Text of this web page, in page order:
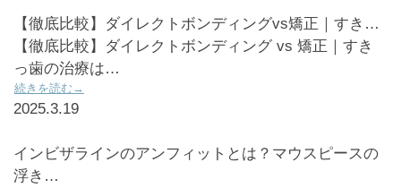
【徹底比較】ダイレクトボンディングvs矯正｜すき…
【徹底比較】ダイレクトボンディング vs 矯正｜すき
っ歯の治療は…
続きを読む→
2025.3.19
インビザラインのアンフィットとは？マウスピースの
浮き…